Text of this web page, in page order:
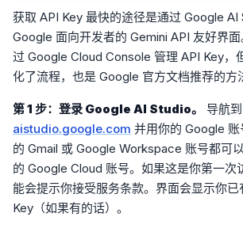
获取 API Key 最快的途径是通过 Google AI
Google 面向开发者的 Gemini API 友好界
过 Google Cloud Console 管理 API Key，
化了流程，也是 Google 官方文档推荐的方
第 1 步：登录 Google AI Studio。
导航到
aistudio.google.com 并用你的 Google
的 Gmail 或 Google Workspace 账号都
的 Google Cloud 账号。如果这是你第一次
能会提示你接受服务条款。界面会显示你已
Key（如果有的话）。